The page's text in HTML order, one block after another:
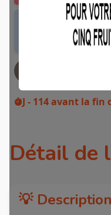
JE DEMANDE MON
Offre valable
de France
J - 114avant la fin
Détail de
💡 Description